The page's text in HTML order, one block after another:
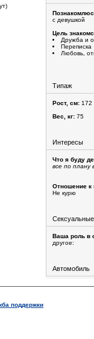
с девушкой
Цель
Дружба и
Переписка
Любовь,
Типаж
Рост, см: 172
Вес, кг: 75
Интересы
Что я буду
все по плану
Отношение к
Не курю
Ваша роль в
другое:
Автомобиль
поддержки